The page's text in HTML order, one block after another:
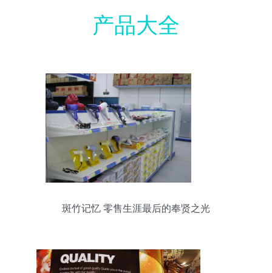
产品大全
斑竹记忆 零售生涯最后的奉贤之光